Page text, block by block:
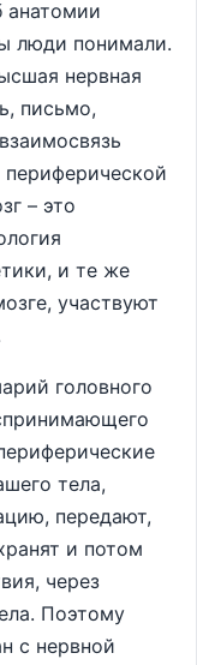
анатомии
люди понимали.
нервная
письмо,
– это
и те же
участвуют
головного
тела,
передают,
и потом
через
Поэтому
с нервной